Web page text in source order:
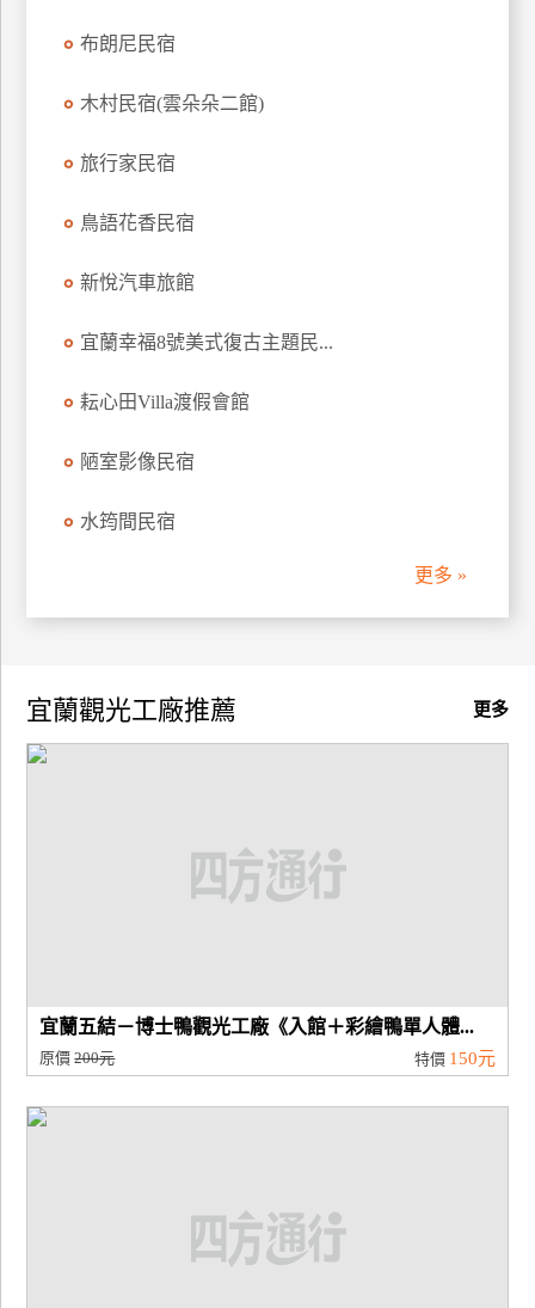
旅
傳
布朗尼民宿
木村民宿(雲朵朵二館)
旅行家民宿
鳥語花香民宿
新悅汽車旅館
宜蘭幸福8號美式復古主題民...
耘心田Villa渡假會館
陋室影像民宿
水筠間民宿
更多 »
更多
宜蘭觀光工廠推薦
宜蘭五結－博士鴨觀光工廠《入館＋彩繪鴨單人體...
原價200元 特價 150元